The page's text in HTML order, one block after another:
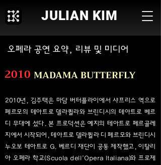
JULIAN KIM
오페라 공연 요약, 리뷰 및 미디어
2010 MADAMA BUTTERFLY
2010년, 김주택은 마담 버터플라이에서 샤프리스 역으로
페르모의 테아트로 델라퀼라와 브린디시의 테아트로 베르
디 무대에 섰다. 본 프로덕션은 예지의 테아트로 페르골레
지에서 시작되어, 테아트로 델라퀼라 디 페르모와 브린디시
누오보 테아트로 G. 베르디 재단이 공동 제작했고, 이탈리
아 오페라 학교(Scuola dell’Opera Italiana)와 프로제